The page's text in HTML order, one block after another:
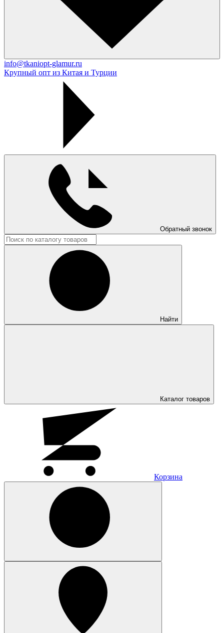
info@tkaniopt-glamur.ru
Крупный опт из Китая и Турции
Обратный звонок
Найти
Каталог товаров
Корзина